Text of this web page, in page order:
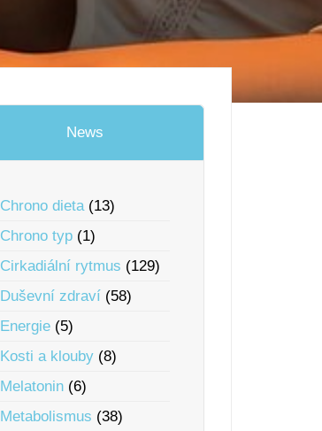
News
Chrono dieta(13)
Chrono typ (1)
Cirkadiální rytmus (129)
Duševní zdraví (58)
Energie (5)
Kosti a klouby (8)
Melatonin (6)
Metabolismus (38)